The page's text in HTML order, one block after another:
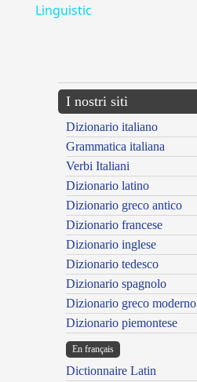
Linguistic
I nostri siti
Dizionario italiano
Grammatica italiana
Verbi Italiani
Dizionario latino
Dizionario greco antico
Dizionario francese
Dizionario inglese
Dizionario tedesco
Dizionario spagnolo
Dizionario greco moderno
Dizionario piemontese
En français
Dictionnaire Latin